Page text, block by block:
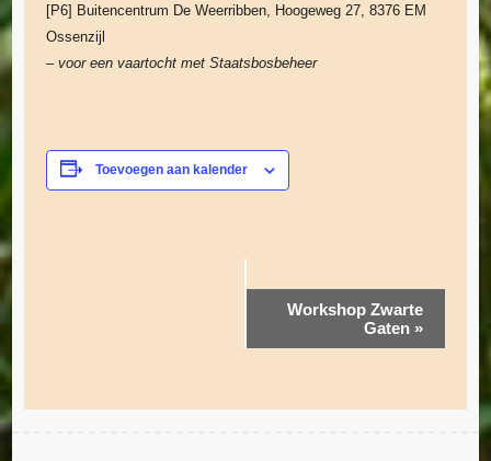
[P6] Buitencentrum De Weerribben, Hoogeweg 27, 8376 EM
Ossenzijl
– voor een vaartocht met Staatsbosbeheer
Toevoegen aan kalender
n
Workshop Zwarte
Gaten »